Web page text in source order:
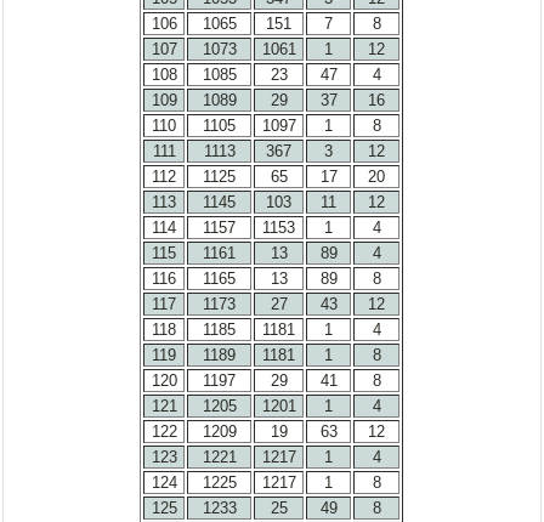
106
1065 151 7
8
107
1073 1061 1
12
108
1085 23 47
4
109
1089 29 37
16
110
1105 1097 1
8
111
1113 367 3
12
112
1125 65 17
20
113
1145 103 11
12
114
1157 1153 1
4
115
1161 13 89
4
116
1165 13 89
8
117
1173 27 43
12
118
1185 1181 1
4
119
1189 1181 1
8
120
1197 29 41
8
121
1205 1201 1
4
122
1209 19 63
12
123
1221 1217 1
4
124
1225 1217 1
8
125
1233 25 49
8